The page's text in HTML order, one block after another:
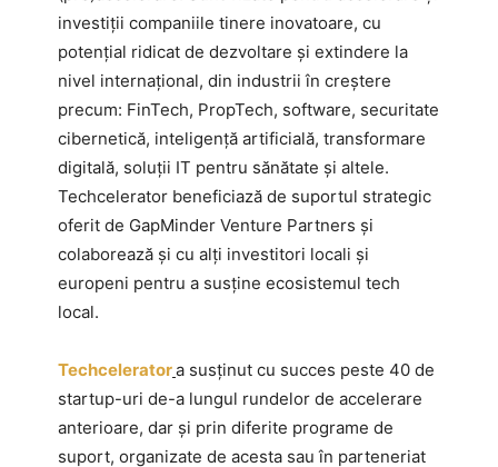
investiții companiile tinere inovatoare, cu
potențial ridicat de dezvoltare și extindere la
nivel internațional, din industrii în creștere
precum: FinTech, PropTech, software, securitate
cibernetică, inteligență artificială, transformare
digitală, soluții IT pentru sănătate și altele.
Techcelerator beneficiază de suportul strategic
oferit de GapMinder Venture Partners și
colaborează și cu alți investitori locali și
europeni pentru a susține ecosistemul tech
local.
Techceleratora susținut cu succes peste 40 de
startup-uri de-a lungul rundelor de accelerare
anterioare, dar și prin diferite programe de
suport, organizate de acesta sau în parteneriat